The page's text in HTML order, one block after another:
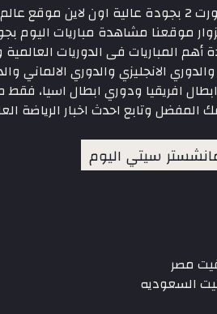
مشاهدة قنوات بي ان سبورت 2 بجودة عالية
موقعنا مشاهدة مباريات اليوم
المباريات فى الدوريات العالمية
والدوري الانجليزي والدوري
افريقيا ودوري ابطال اسيا،
المفضل وتابع احدث اخبار الرياضة
سيتي اليوم